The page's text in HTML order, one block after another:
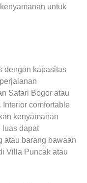
untuk
dengan kapasitas
Safari Bogor atau
comfortable
kenyamanan
luas dapat
atau barang bawaan
Villa Puncak atau